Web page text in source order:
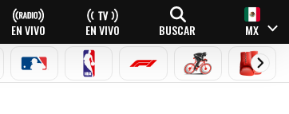
EN VIVO EN VIVO BUSCAR MX
MLB NBA FÓRMULA 1CICLISMOBOXEO